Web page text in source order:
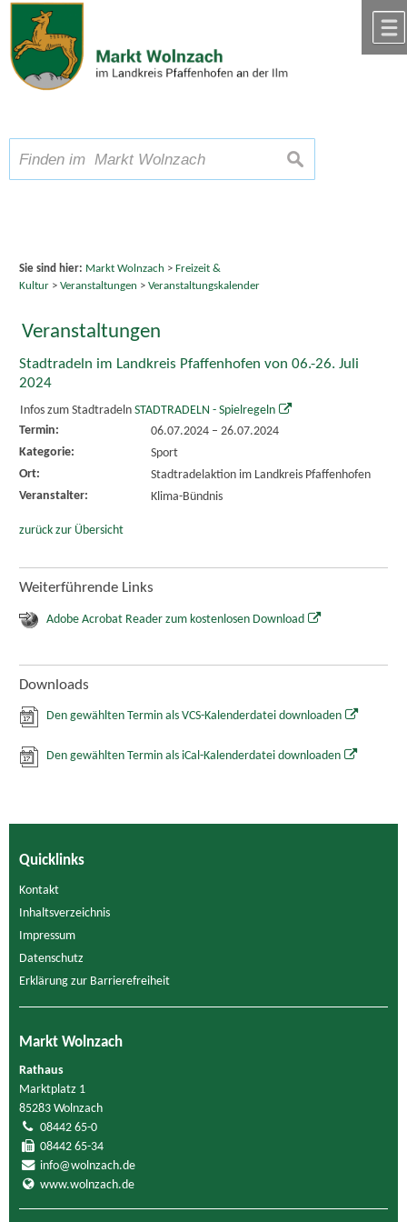
Zum Inhalt,zur Navigation
Schriftgröße A A A suchen
Sie sind hier: Markt Wolnzach > Freizeit &
Kultur> Veranstaltungen > Veranstaltungskalender
Veranstaltungen
Stadtradeln im Landkreis Pfaffenhofen von 06.-26. Juli
2024
Infos zum Stadtradeln STADTRADELN - Spielregeln
Termin:
06.07.2024– 26.07.2024
Kategorie:
Sport
Ort:
Stadtradelaktion im Landkreis Pfaffenhofen
Veranstalter:
Klima-Bündnis
zurück zur Übersicht
Weiterführende Links
Adobe Acrobat Reader zum kostenlosen Download
Downloads
Den gewählten Termin als VCS-Kalenderdatei downloaden
Den gewählten Termin als iCal-Kalenderdatei downloaden
Quicklinks
Kontakt
Inhaltsverzeichnis
Impressum
Datenschutz
Erklärung zur Barrierefreiheit
Markt Wolnzach
Rathaus
Marktplatz 1
85283 Wolnzach
08442 65-0
08442 65-34
info@wolnzach.de
www.wolnzach.de